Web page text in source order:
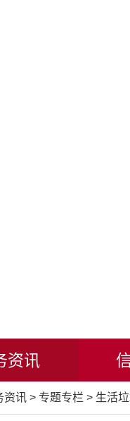
资讯
资讯 > 专题专栏 > 生活